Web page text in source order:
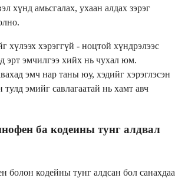
хүнд амьсгалах, ухаан алдах зэрэг
хүлээх хэрэггүй - ноцтой хүндрэлээс
эрт эмчилгээ хийх нь чухал юм.
эмч нар таны юу, хэдийг хэрэглэсэн
тулд эмийг савлагаатай нь хамт авч
ба кодеины тунг алдвал
болон кодейны тунг алдсан бол санахдаа